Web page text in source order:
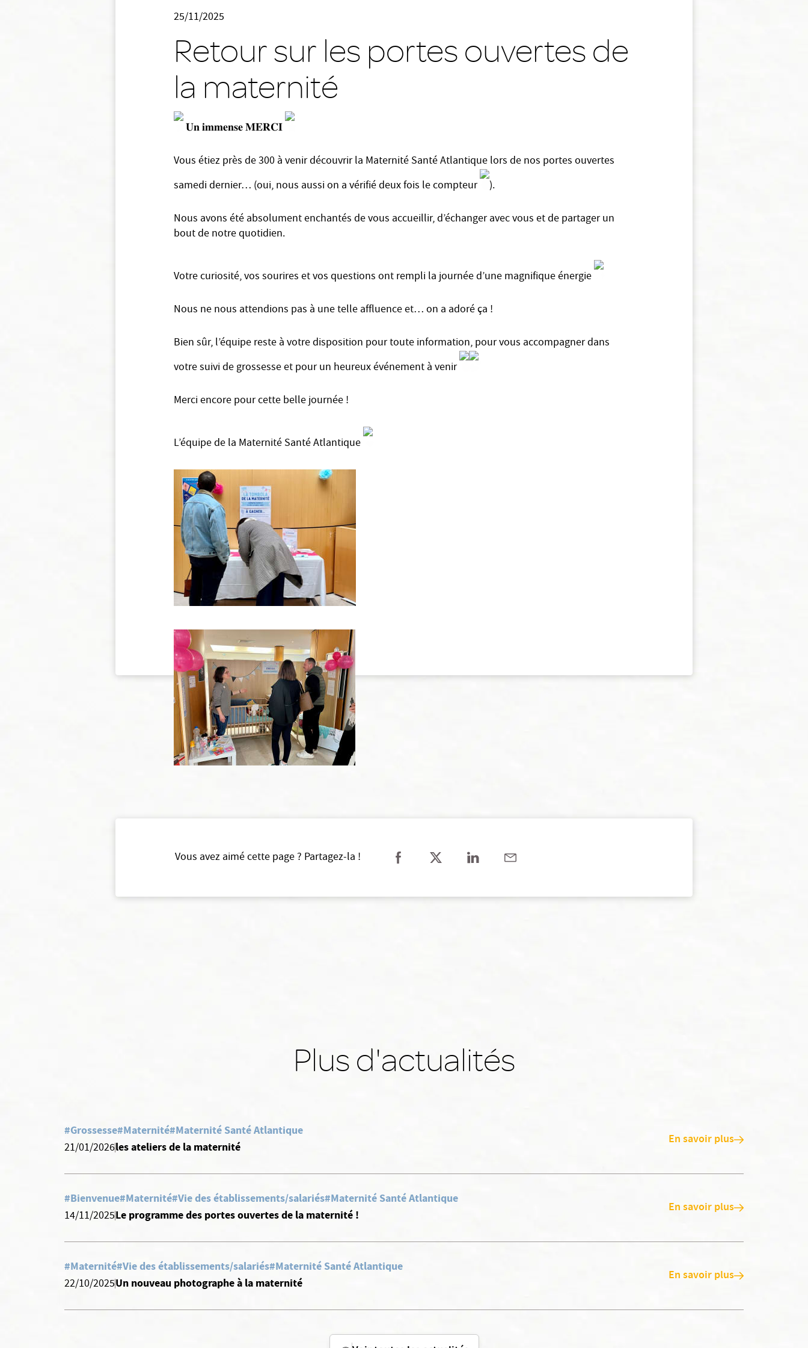
25/11/2025
Retour sur les portes ouvertes de
la maternité
𝐔𝐧 𝐢𝐦𝐦𝐞𝐧𝐬𝐞 𝐌𝐄𝐑𝐂𝐈
Vous étiez près de 300 à venir découvrir la Maternité Santé Atlantique lors de nos portes ouvertes
samedi dernier… (oui, nous aussi on a vérifié deux fois le compteur
).
Nous avons été absolument enchantés de vous accueillir, d’échanger avec vous et de partager un
bout de notre quotidien.
Votre curiosité, vos sourires et vos questions ont rempli la journée d’une magnifique énergie
Nous ne nous attendions pas à une telle affluence et… on a adoré ça !
Bien sûr, l’équipe reste à votre disposition pour toute information, pour vous accompagner dans
votre suivi de grossesse et pour un heureux événement à venir
Merci encore pour cette belle journée !
L’équipe de la Maternité Santé Atlantique
Vous avez aimé cette page ? Partagez-la !
Plus d'actualités
#Grossesse#Maternité#Maternité Santé Atlantique
21/01/2026les ateliers de la maternité En savoir plus
#Bienvenue#Maternité#Vie des établissements/salariés#Maternité Santé Atlantique
14/11/2025Le programme des portes ouvertes de la maternité ! En savoir plus
#Maternité#Vie des établissements/salariés#Maternité Santé Atlantique
22/10/2025Un nouveau photographe à la maternité En savoir plus